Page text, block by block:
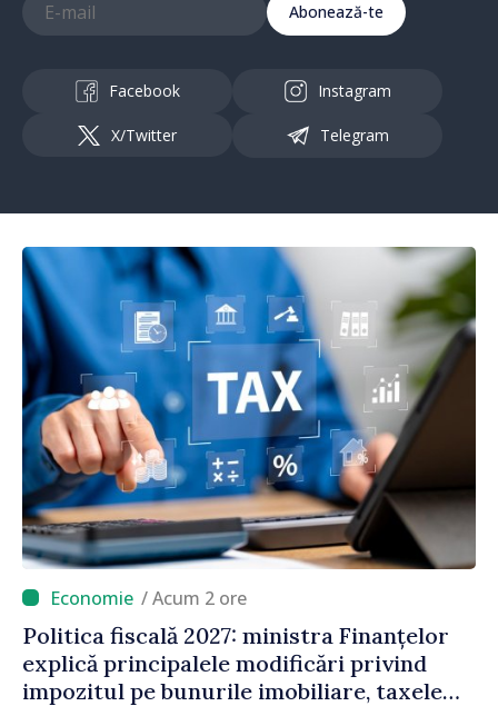
Abonează-te
Facebook Instagram
X/Twitter Telegram
/ Acum 2 ore
Politica fiscală 2027: ministra Finanțelor
explică principalele modificări privind
impozitul pe bunurile imobiliare, taxele